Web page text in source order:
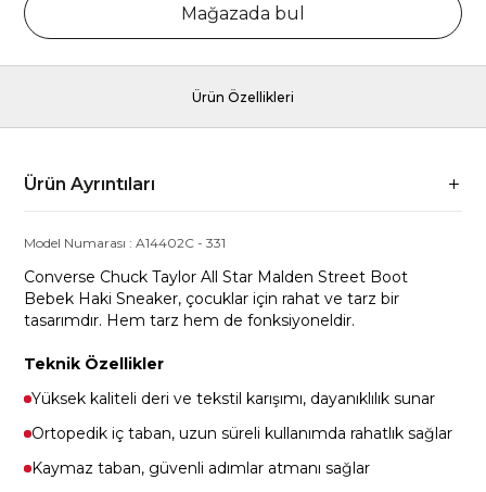
Mağazada bul
Ürün Özellikleri
Ürün Ayrıntıları
Model Numarası :A14402C -331
Converse Chuck Taylor All Star Malden Street Boot
Bebek Haki Sneaker, çocuklar için rahat ve tarz bir
tasarımdır. Hem tarz hem de fonksiyoneldir.
Teknik Özellikler
Yüksek kaliteli deri ve tekstil karışımı, dayanıklılık sunar
Ortopedik iç taban, uzun süreli kullanımda rahatlık sağlar
Kaymaz taban, güvenli adımlar atmanı sağlar